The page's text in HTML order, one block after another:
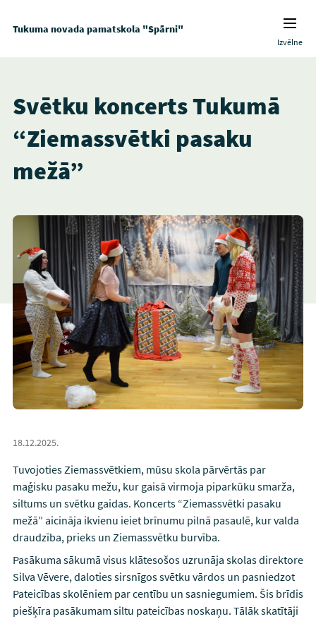
Tukuma novada pamatskola "Spārni"
Izvēlne
Svētku koncerts Tukumā
“Ziemassvētki pasaku
mežā”
18.12.2025.
Tuvojoties Ziemassvētkiem, mūsu skola pārvērtās par
maģisku pasaku mežu, kur gaisā virmoja piparkūku smarža,
siltums un svētku gaidas. Koncerts “Ziemassvētki pasaku
mežā” aicināja ikvienu ieiet brīnumu pilnā pasaulē, kur valda
draudzība, prieks un Ziemassvētku burvība.
Pasākuma sākumā visus klātesošos uzrunāja skolas direktore
Silva Vēvere, daloties sirsnīgos svētku vārdos un pasniedzot
Pateicības skolēniem par centību un sasniegumiem. Šis brīdis
piešķīra pasākumam siltu pateicības noskaņu. Tālāk skatītāji